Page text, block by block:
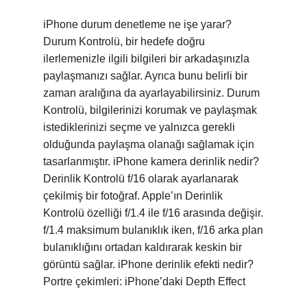
iPhone durum denetleme ne işe yarar?
Durum Kontrolü, bir hedefe doğru
ilerlemenizle ilgili bilgileri bir arkadaşınızla
paylaşmanızı sağlar. Ayrıca bunu belirli bir
zaman aralığına da ayarlayabilirsiniz. Durum
Kontrolü, bilgilerinizi korumak ve paylaşmak
istediklerinizi seçme ve yalnızca gerekli
olduğunda paylaşma olanağı sağlamak için
tasarlanmıştır. iPhone kamera derinlik nedir?
Derinlik Kontrolü f/16 olarak ayarlanarak
çekilmiş bir fotoğraf. Apple’ın Derinlik
Kontrolü özelliği f/1.4 ile f/16 arasında değişir.
f/1.4 maksimum bulanıklık iken, f/16 arka plan
bulanıklığını ortadan kaldırarak keskin bir
görüntü sağlar. iPhone derinlik efekti nedir?
Portre çekimleri: iPhone’daki Depth Effect